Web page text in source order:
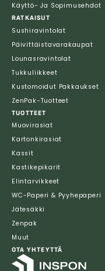
Käyttö- Ja Sopimusehdot
RATKAISUT
Sushiravintolat
Päivittäistavarakaupat
Lounasravintolat
Tukkuliikkeet
Kustomoidut Pakkaukset
ZenPak-Tuotteet
TUOTTEET
Muovirasiat
Kartonkirasiat
Kassit
Kastikepikarit
Elintarvikkeet
WC-Paperi & Pyyhepaperi
Jätesäkki
Zenpak
Muut
OTA YHTEYTTÄ